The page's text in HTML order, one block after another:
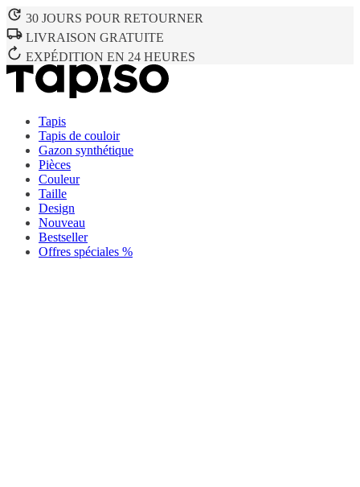
30 JOURS POUR RETOURNER
LIVRAISON GRATUITE
EXPÉDITION EN 24 HEURES
Tapis
Tapis de couloir
Gazon synthétique
Pièces
Couleur
Taille
Design
Nouveau
Bestseller
Offres spéciales %